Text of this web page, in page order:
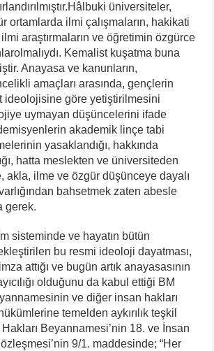
üniversiteler,
ortamlarda ilmi çalışmaların, hakikati
araştırmaların ve öğretimin özgürce
Kemalist kuşatma buna
Anayasa ve kanunların,
amaçları arasında, gençlerin
ideolojisine göre yetiştirilmesini
uymayan düşüncelerini ifade
akademik linçe tabi
yasaklandığı, hakkında
hatta meslekten ve üniversiteden
akla, ilme ve özgür düşünceye dayalı
bahsetmek zaten abesle
gerek.
sisteminde ve hayatın bütün
bu resmi ideoloji dayatması,
attığı ve bugün artık anayasasının
olduğunu da kabul ettiği BM
ve diğer insan hakları
temelden aykırılık teşkil
Beyannamesi’nin 18. ve İnsan
9/1. maddesinde; “Her